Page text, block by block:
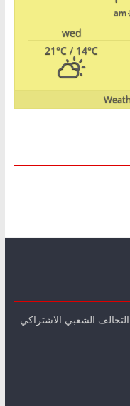
wed
21°C / 14°C
الشعبي الاشتراكي